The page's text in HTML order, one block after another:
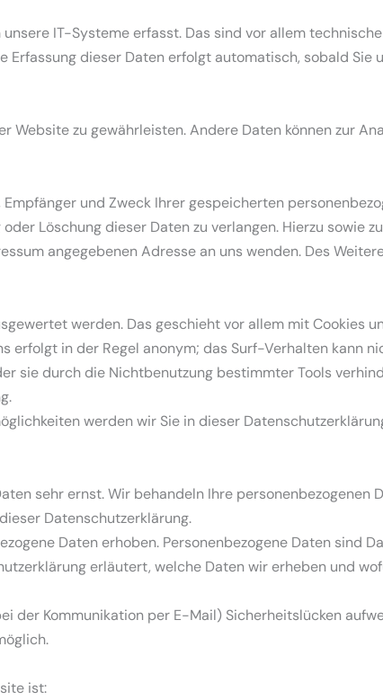
IT-Systeme erfasst. Das sind vor allem technische
dieser Daten erfolgt automatisch, sobald Sie
zu gewährleisten. Andere Daten können zur
und Zweck Ihrer gespeicherten
Löschung dieser Daten zu verlangen. Hierzu sowie
angegebenen Adresse an uns wenden. Des
werden. Das geschieht vor allem mit Cookies
erfolgt in der Regel anonym; das Surf-Verhalten kann
sie durch die Nichtbenutzung bestimmter Tools
werden wir Sie in dieser
sehr ernst. Wir behandeln Ihre personenbezogenen
Datenschutzerklärung.
Daten erhoben. Personenbezogene Daten sind
erläutert, welche Daten wir erheben und
der Kommunikation per E-Mail) Sicherheitslücken
ist: